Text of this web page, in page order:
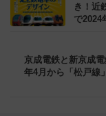
き！近
で2024
京成電鉄と新京成
年4月から「松戸線